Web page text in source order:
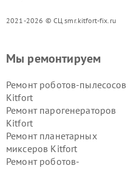
2021-2026 © СЦ smr.kitfort-fix.ru
Мы ремонтируем
Ремонт роботов-пылесосов
Kitfort
Ремонт парогенераторов
Kitfort
Ремонт планетарных
миксеров Kitfort
Ремонт роботов-